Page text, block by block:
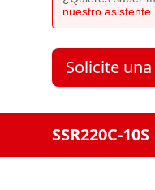
nuestro
Solicite
SSR220C-10S